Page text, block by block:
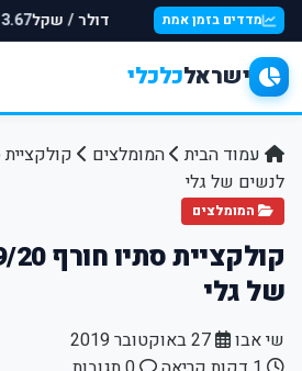
מדדים בזמן אמת דולר / שקל3.67 ₪
ישראלכלכלי
עמוד הבית המומלצים
לנשים של גלי
המומלצים
של גלי
שי אבו